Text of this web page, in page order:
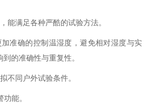
能满足各种严酷的试验方法。
准确的控制温湿度，避免相对湿度与实
的准确性与重复性。
不同户外试验条件。
能。